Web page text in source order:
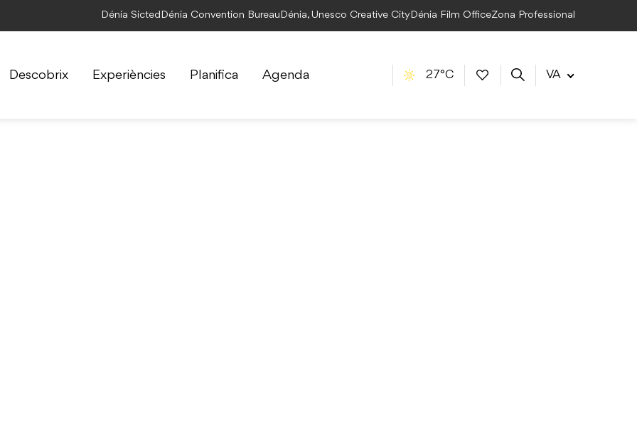
Dénia Sicted Dénia Convention Bureau Dénia, Unesco Creative CityDénia Film OfficeZona Professional
Descobrix Experiències Planifica Agenda 27°C VA